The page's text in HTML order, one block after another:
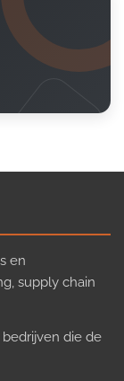
en
supply chain
die de